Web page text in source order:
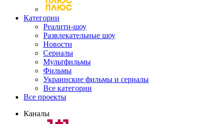
Категории
Реалити-шоу
Развлекательные шоу
Новости
Сериалы
Мультфильмы
Фильмы
Украинские фильмы и сериалы
Все категории
Все проекты
Каналы